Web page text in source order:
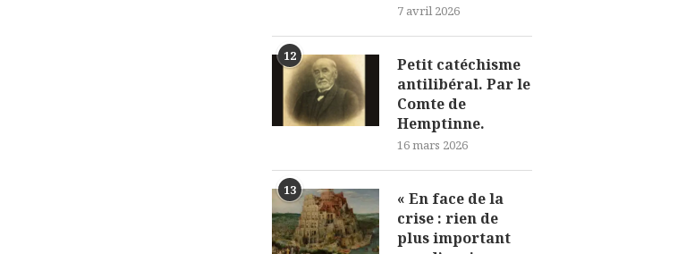
7 avril 2026
12
Petit catéchisme
antilibéral. Par le
Comte de
Hemptinne.
16 mars 2026
13
« En face de la
crise : rien de
plus important